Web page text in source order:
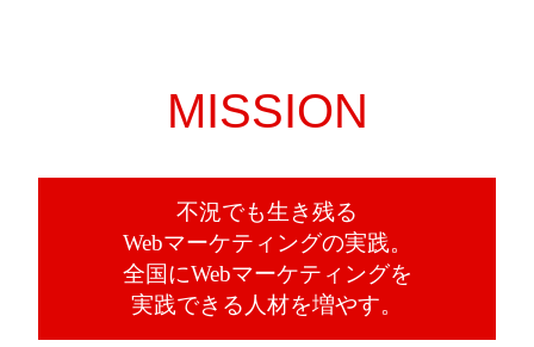
MISSION
不況でも生き残る
Webマーケティングの実践。
全国にWebマーケティングを
実践できる人材を増やす。